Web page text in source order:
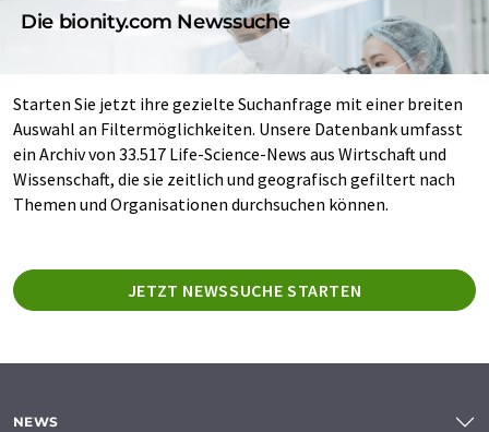
Die bionity.com Newssuche
Starten Sie jetzt ihre gezielte Suchanfrage mit einer breiten
Auswahl an Filtermöglichkeiten. Unsere Datenbank umfasst
ein Archiv von 33.517 Life-Science-News aus Wirtschaft und
Wissenschaft, die sie zeitlich und geografisch gefiltert nach
Themen und Organisationen durchsuchen können.
JETZT NEWSSUCHE STARTEN
NEWS